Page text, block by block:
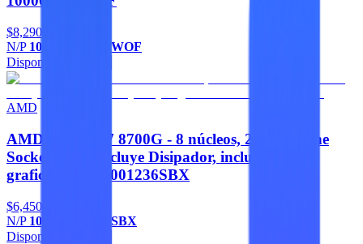
$8,290
N/P 100-100000910WOF
Disponible
AMD
AMD RYZEN 7 8700G - 8 núcleos, 24 Mb cache
Socket AM5, Incluye Disipador, incluye tarjeta
grafica 100-100001236SBX
$6,450
N/P 100-100001236SBX
Disponible